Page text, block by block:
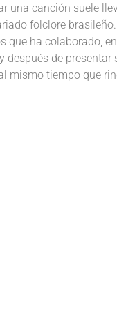
canción suele
folclore
ha colaborado,
después de presentar
tiempo que